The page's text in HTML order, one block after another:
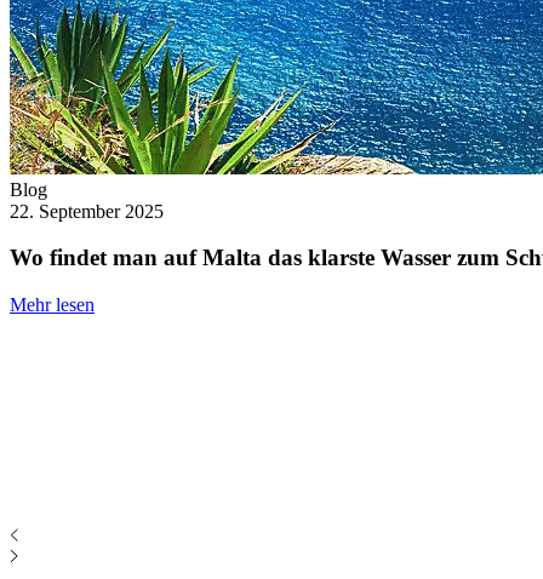
Blog
22. September 2025
Wo findet man auf Malta das klarste Wasser zum
Mehr lesen